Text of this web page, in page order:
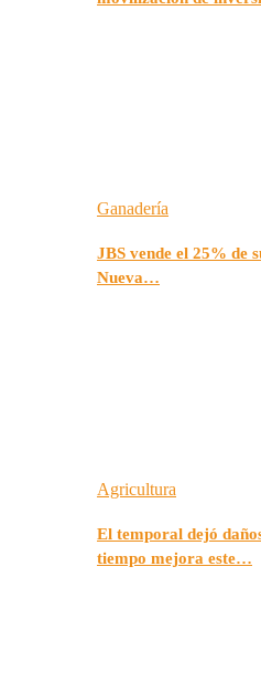
Ganadería
JBS vende el 25% de
Nueva…
Agricultura
El temporal dejó
tiempo mejora este…